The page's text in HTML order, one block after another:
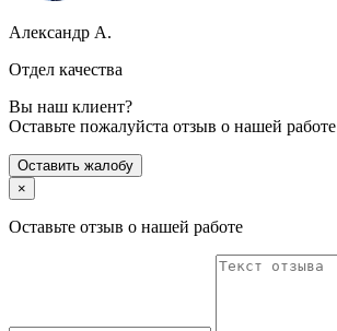
Александр А.
Отдел качества
Вы наш клиент?
Оставьте пожалуйста отзыв о нашей работе
Оставить жалобу
×
Оставьте отзыв о нашей работе